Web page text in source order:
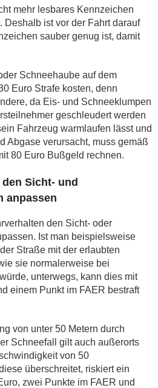
mehr lesbares Kennzeichen
Deshalb ist vor der Fahrt darauf
sauber genug ist, damit
Schneehaube auf dem
Euro Strafe kosten, denn
da Eis- und Schneeklumpen
geschleudert werden
Fahrzeug warmlaufen lässt und
Abgase verursacht, muss gemäß
80 Euro Bußgeld rechnen.
Sicht- und
anpassen
den Sicht- oder
Ist man beispielsweise
Straße mit der erlaubten
sie normalerweise bei
unterwegs, kann dies mit
einem Punkt im FAER bestraft
von unter 50 Metern durch
Schneefall gilt auch außerorts
von 50
überschreitet, riskiert ein
zwei Punkte im FAER und